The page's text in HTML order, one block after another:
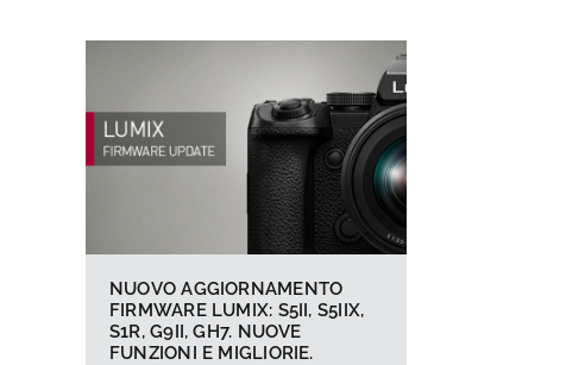
NUOVO AGGIORNAMENTO
FIRMWARE LUMIX: S5II, S5IIX,
S1R, G9II, GH7. NUOVE
FUNZIONI E MIGLIORIE.